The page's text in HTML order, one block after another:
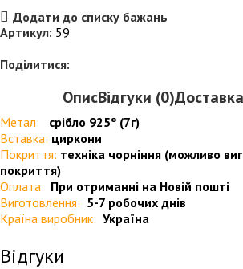
Додати до списку бажань
Артикул: 59
Поділитися:
ОписВідгуки (0)Доставка
Метал:
срібло 925º (7г)
Вставка: циркони
Покриття: техніка чорніння (можливо
покриття)
Оплата: При отриманні на Новій пошті
Виготовлення: 5-7 робочих днів
Країна виробник: Україна
Відгуки